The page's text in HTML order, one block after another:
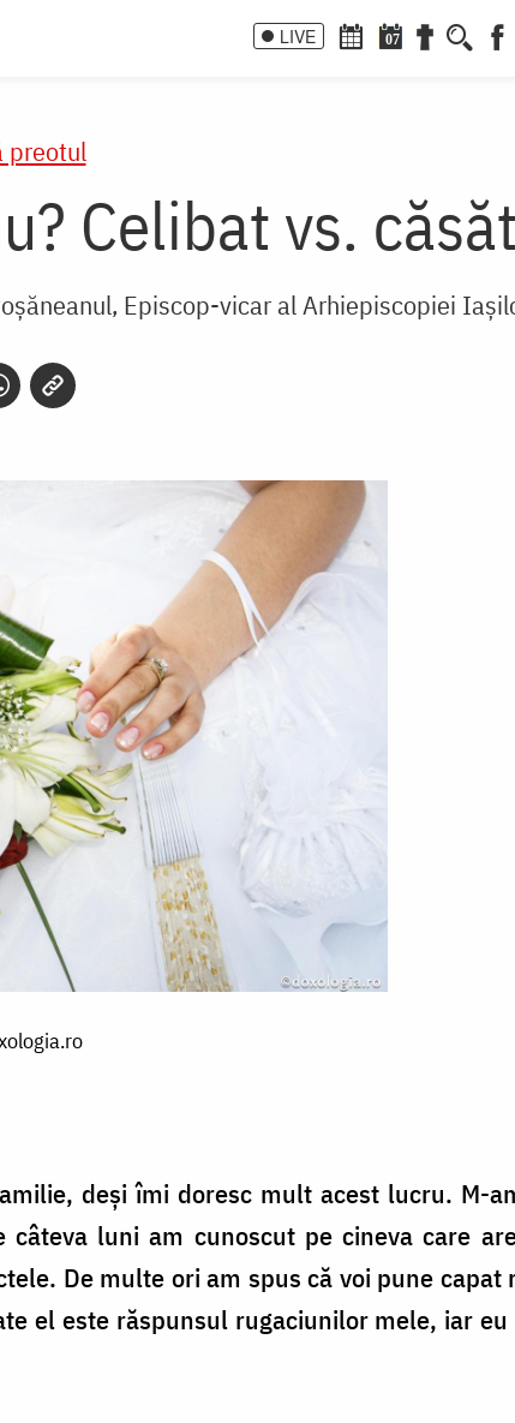
LIVE 07
preotul
Celibat vs.
Episcop-vicar al Arhiepiscopiei
deși îmi doresc mult acest lucru. M-
luni am cunoscut pe cineva care
De multe ori am spus că voi pune capat
el este răspunsul rugaciunilor mele, iar